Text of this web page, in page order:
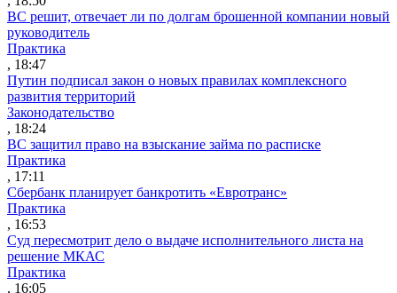
ВС решит, отвечает ли по долгам брошенной компании новый
руководитель
Практика
, 18:47
Путин подписал закон о новых правилах комплексного
развития территорий
Законодательство
, 18:24
ВС защитил право на взыскание займа по расписке
Практика
, 17:11
Сбербанк планирует банкротить «Евротранс»
Практика
, 16:53
Суд пересмотрит дело о выдаче исполнительного листа на
решение МКАС
Практика
, 16:05